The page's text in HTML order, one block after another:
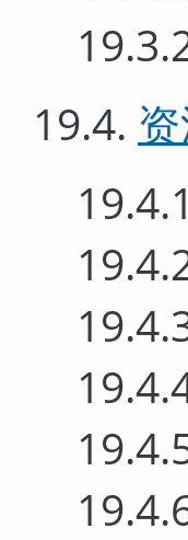
19.4.